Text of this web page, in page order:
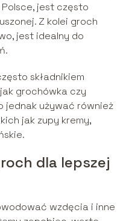
jest często
Z kolei groch
jest idealny do
składnikiem
grochówka czy
jednak używać również
jak zupy kremy,
dla lepszej
wzdęcia i inne